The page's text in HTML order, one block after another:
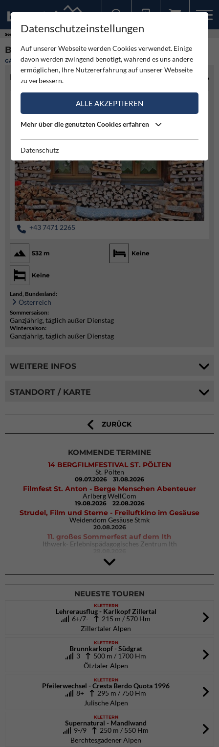
Service
BRANDSTETTERKOGELHÜTTE
GÄSTEHAUS
HÜTTENINFO
+43 7471 2265
532 m Keine
Keine
Land, Bundesland:
Österreich
Sommersaison:
Ganzjährig, täglich außer Dienstag
Wintersaison:
Ganzjährig, täglich außer Dienstag
WEITERE INFOS
STANDORT / KARTE
ZURÜCK
KOMMENDE TERMINE
14 BERGFILMFESTIVAL ST. PÖLTEN
St. Pölten
09.07.2026 31.08.2026
Filmfest St. Anton - Berge Menschen Abenteuer
Arlberg WellCom
19.08.2026 22.08.2026
Strudel, Film und Sterne - Freiluftkino im Gesäuse
Weidendom Gesäuse Stmk
20.08.2026
11. großes Sommerfest auf dem Ith
Ithwerk- Erlebnispädagogisches Zentrum Ith
4Blocs KIDS 2026
DAV Kletter- & Boulderzentrum München Süd (Thalkirchen)
NEUESTE TOUREN
KLETTERN
Lehrerausflug - Karlkopf Zillertal
6+/7-
215 m / 570 Hm
Zillertaler Alpen
KLETTERN
Brunnkarkopf - Südgrat
3
500 m / 1700 Hm
Ötztaler Alpen
KLETTERN
Pfeilerwechsel - Cresta Berdo Quota 1996
8+
295 m / 750 Hm
Julische Alpen
KLETTERN
Supernatural - Mandlwand
9-/9
250 m / 550 Hm
Berchtesgadener Alpen
Datenschutzeinstellungen
Auf unserer Webseite werden Cookies verwendet. Einige
davon werden zwingend benötigt, während es uns andere
ermöglichen, Ihre Nutzererfahrung auf unserer Webseite
zu verbessern.
ALLE AKZEPTIEREN
Mehr über die genutzten Cookies erfahren
Datenschutz